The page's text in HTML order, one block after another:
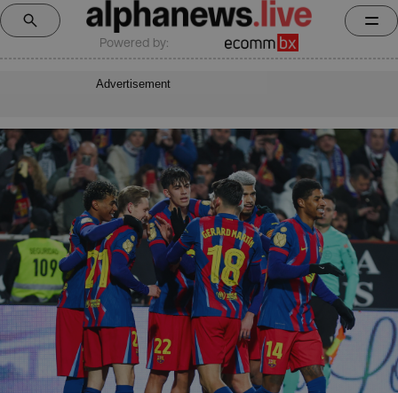
Powered by:
Advertisement